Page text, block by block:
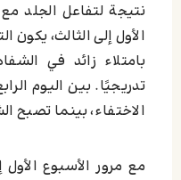
نتيجة لتفاعل الجلد
الأول إلى الثالث،
بامتلاء زائد في
تدريجيًا. بين اليوم
الاختفاء، بينما تصبح
مع مرور الأسبوع الأول